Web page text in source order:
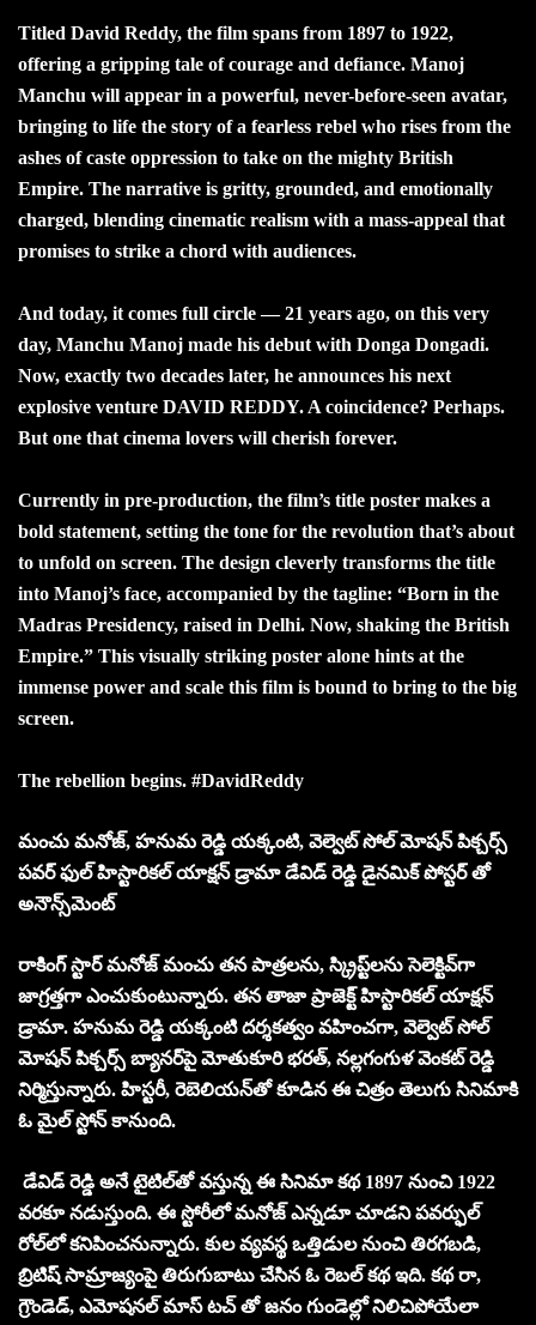
Titled David Reddy, the film spans from 1897 to 1922,
offering a gripping tale of courage and defiance. Manoj
Manchu will appear in a powerful, never-before-seen avatar,
bringing to life the story of a fearless rebel who rises from the
ashes of caste oppression to take on the mighty British
Empire. The narrative is gritty, grounded, and emotionally
charged, blending cinematic realism with a mass-appeal that
promises to strike a chord with audiences.
And today, it comes full circle — 21 years ago, on this very
day, Manchu Manoj made his debut with Donga Dongadi.
Now, exactly two decades later, he announces his next
explosive venture DAVID REDDY. A coincidence? Perhaps.
But one that cinema lovers will cherish forever.
Currently in pre-production, the film’s title poster makes a
bold statement, setting the tone for the revolution that’s about
to unfold on screen. The design cleverly transforms the title
into Manoj’s face, accompanied by the tagline: “Born in the
Madras Presidency, raised in Delhi. Now, shaking the British
Empire.” This visually striking poster alone hints at the
immense power and scale this film is bound to bring to the big
screen.
The rebellion begins. #DavidReddy
మంచు మనోజ్, హనుమ రెడ్డి యక్కంటి, వెల్వెట్ సోల్ మోషన్ పిక్చర్స్
పవర్ ఫుల్ హిస్టారికల్ యాక్షన్ డ్రామా డేవిడ్ రెడ్డి డైనమిక్ పోస్టర్ తో
అనౌన్స్‌మెంట్
రాకింగ్ స్టార్ మనోజ్ మంచు తన పాత్రలను, స్క్రిప్ట్‌లను సెలెక్టివ్‌గా
జాగ్రత్తగా ఎంచుకుంటున్నారు. తన తాజా ప్రాజెక్ట్ హిస్టారికల్ యాక్షన్
డ్రామా. హనుమ రెడ్డి యక్కంటి దర్శకత్వం వహించగా, వెల్వెట్ సోల్
మోషన్ పిక్చర్స్ బ్యానర్‌పై మోతుకూరి భరత్, నల్లగంగుళ వెంకట్ రెడ్డి
నిర్మిస్తున్నారు. హిస్టరీ, రెబెలియన్‌తో కూడిన ఈ చిత్రం తెలుగు సినిమాకి
ఓ మైల్ స్టోన్ కానుంది.
డేవిడ్ రెడ్డి అనే టైటిల్‌తో వస్తున్న ఈ సినిమా కథ 1897 నుంచి 1922
వరకూ నడుస్తుంది. ఈ స్టోరీలో మనోజ్ ఎన్నడూ చూడని పవర్ఫుల్
రోల్‌లో కనిపించనున్నారు. కుల వ్యవస్థ ఒత్తిడుల నుంచి తిరగబడి,
బ్రిటిష్ సామ్రాజ్యంపై తిరుగుబాటు చేసిన ఓ రెబల్ కథ ఇది. కథ రా,
గ్రౌండెడ్, ఎమోషనల్ మాస్ టచ్‌ తో జనం గుండెల్లో నిలిచిపోయేలా